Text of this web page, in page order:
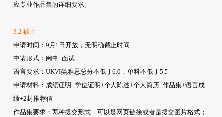
应专业作品集的详细要求。
3.2 硕士
申请时间 ：9月1日开放，无明确截止时间
申请形式：网申+面试
语言要求：UKVI类雅思总分不低于6.0，单科不低于5.5
申请材料：成绩证明+学位证明+个人陈述+个人简历+作品集+语言成
绩+2封推荐信
作品集要求：两种提交形式，可以是网页链接或者是提交图片格式；